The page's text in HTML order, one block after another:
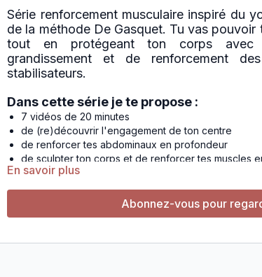
Série renforcement musculaire inspiré du
de la méthode De Gasquet. Tu vas
tout en protégeant ton corps avec
grandissement et de renforcement
stabilisateurs.
Dans cette série je te propose :
7 vidéos de 20 minutes
de (re)découvrir l'engagement de ton centre
de renforcer tes abdominaux en profondeur
de sculpter ton corps et de renforcer tes muscles
des routines
3 POINTS CLES DE MA
TOUT part du centre (engagement périnée
En savoir plus
Abonnez-vous pour